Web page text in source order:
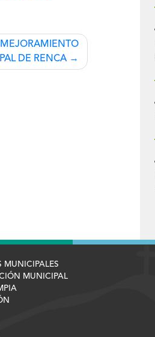
MEJORAMIENTO
DE RENCA
MUNICIPALES
MUNICIPAL